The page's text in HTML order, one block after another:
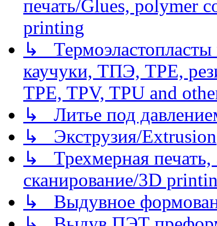
печать/Glues, polymer
printing
↳
каучуки, ТПЭ, TPE,
TPE, TPV, TPU and
↳ Литье под
↳ Экструзия/Extrusion
↳ Трехмерная
сканирование/3D
↳ Выдувное